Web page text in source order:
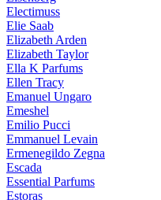
Electimuss
Elie Saab
Elizabeth Arden
Elizabeth Taylor
Ella K Parfums
Ellen Tracy
Emanuel Ungaro
Emeshel
Emilio Pucci
Emmanuel Levain
Ermenegildo Zegna
Escada
Essential Parfums
Estoras